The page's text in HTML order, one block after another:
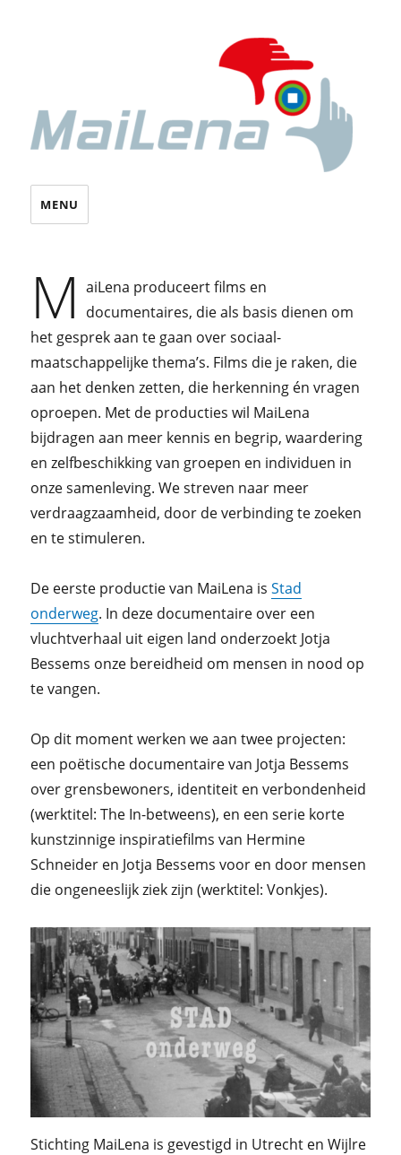
Stichting MaiLena
MENU
M aiLena produceert films en
documentaires, die als basis dienen om
het gesprek aan te gaan over sociaal-
maatschappelijke thema’s. Films die je raken, die
aan het denken zetten, die herkenning én vragen
oproepen. Met de producties wil MaiLena
bijdragen aan meer kennis en begrip, waardering
en zelfbeschikking van groepen en individuen in
onze samenleving. We streven naar meer
verdraagzaamheid, door de verbinding te zoeken
en te stimuleren.
De eerste productie van MaiLena isStad
onderweg. In deze documentaire over een
vluchtverhaal uit eigen land onderzoekt Jotja
Bessems onze bereidheid om mensen in nood op
te vangen.
Op dit moment werken we aan twee projecten:
een poëtische documentaire van Jotja Bessems
over grensbewoners, identiteit en verbondenheid
(werktitel: The In-betweens), en een serie korte
kunstzinnige inspiratiefilms van Hermine
Schneider en Jotja Bessems voor en door mensen
die ongeneeslijk ziek zijn (werktitel: Vonkjes).
Stichting MaiLena is gevestigd in Utrecht en Wijlre